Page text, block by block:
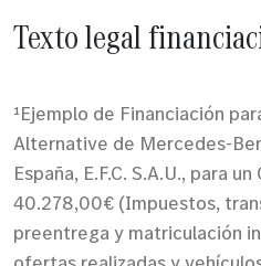
Texto legal
¹Ejemplo de Financiación
Alternative de Mercedes-
España, E.F.C. S.A.U., para
40.278,00€ (Impuestos,
preentrega y matriculación